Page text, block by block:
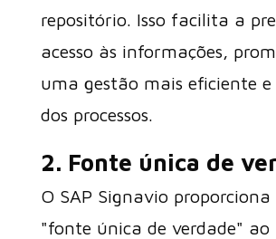
repositório. Isso facilita a
acesso às informações,
uma gestão mais eficiente
dos processos.
2. Fonte única de
O SAP Signavio
"fonte única de verdade"